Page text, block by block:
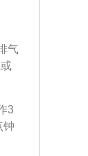
气
3
钟